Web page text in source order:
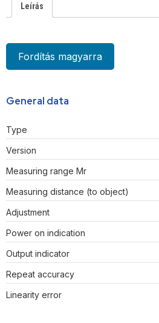
Leírás
Fordítás magyarra
General data
Type
Version
Measuring range Mr
Measuring distance (to object)
Adjustment
Power on indication
Output indicator
Repeat accuracy
Linearity error